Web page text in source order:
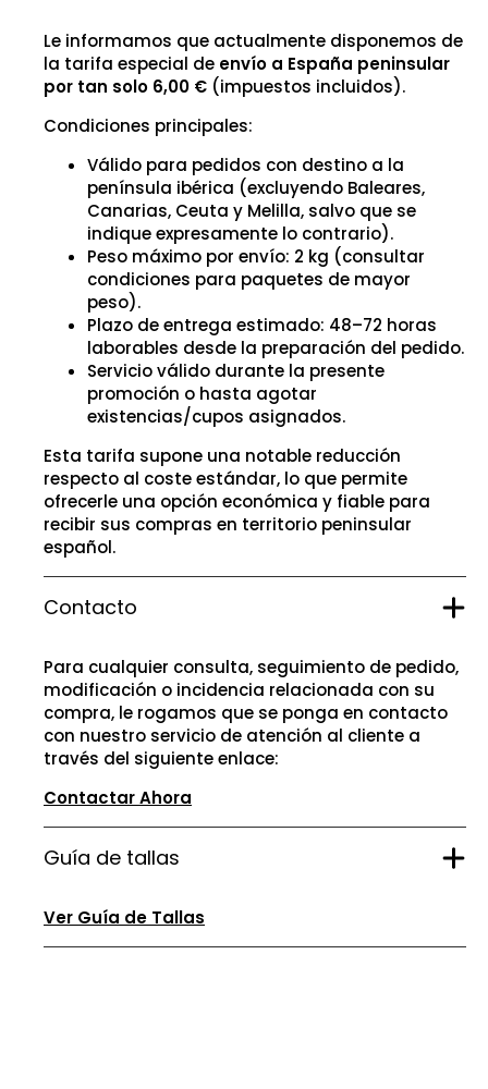
Le informamos que actualmente disponemos de
la tarifa especial de envío a España peninsular
por tan solo 6,00 € (impuestos incluidos).
Condiciones principales:
Válido para pedidos con destino a la
península ibérica (excluyendo Baleares,
Canarias, Ceuta y Melilla, salvo que se
indique expresamente lo contrario).
Peso máximo por envío: 2 kg (consultar
condiciones para paquetes de mayor
peso).
Plazo de entrega estimado: 48–72 horas
laborables desde la preparación del pedido.
Servicio válido durante la presente
promoción o hasta agotar
existencias/cupos asignados.
Esta tarifa supone una notable reducción
respecto al coste estándar, lo que permite
ofrecerle una opción económica y fiable para
recibir sus compras en territorio peninsular
español.
Contacto
Para cualquier consulta, seguimiento de pedido,
modificación o incidencia relacionada con su
compra, le rogamos que se ponga en contacto
con nuestro servicio de atención al cliente a
través del siguiente enlace:
Contactar Ahora
Guía de tallas
Ver Guía de Tallas